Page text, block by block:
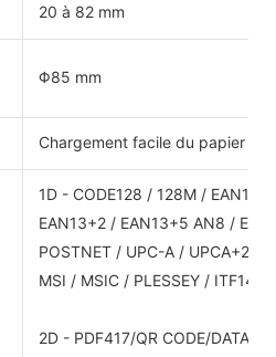
20 à 82 mm
Φ85 mm
Chargement facile du papier
1D - CODE128 / 128M /
EAN13+2 / EAN13+5 AN8 /
POSTNET / UPC-A / UPCA+2 /
MSI / MSIC / PLESSEY / ITF14 /
2D - PDF417/QR CODE/DATA